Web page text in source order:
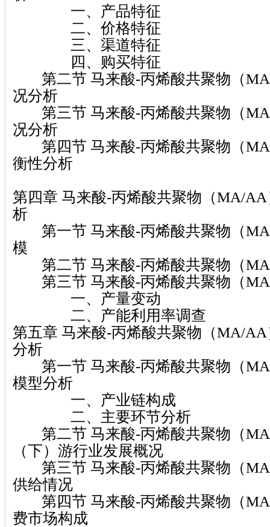
一、产品特征
二、价格特征
三、渠道特征
四、购买特征
第二节 马来酸-丙烯酸共聚物（
况分析
第三节 马来酸-丙烯酸共聚物（
况分析
第四节 马来酸-丙烯酸共聚物（
衡性分析
第四章 马来酸-丙烯酸共聚物（MA/
析
第一节 马来酸-丙烯酸共聚物（
模
第二节 马来酸-丙烯酸共聚物（
第三节 马来酸-丙烯酸共聚物（
一、产量变动
二、产能利用率调查
第五章 马来酸-丙烯酸共聚物（MA/
分析
第一节 马来酸-丙烯酸共聚物（
模型分析
一、产业链构成
二、主要环节分析
第二节 马来酸-丙烯酸共聚物（
（下）游行业发展概况
第三节 马来酸-丙烯酸共聚物（
供给情况
第四节 马来酸-丙烯酸共聚物（
费市场构成